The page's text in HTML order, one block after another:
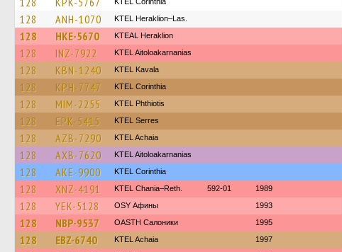
128 ANH-1070 KTEL Heraklion–Las.
128 HKE-5670 KTEAL Heraklion
128 INZ-7922 KTEL Aitoloakarnanias
128 KBN-1240 KTEL Kavala
128 KPH-7747 KTEL Corinthia
128 MIM-2255 ΚΤΕL Phthiotis
128 EPK-5415 KTEL Serres
128 AZB-7290 KTEL Achaia
128 AXB-7620 KTEL Aitoloakarnanias
128 AKE-9900 KTEL Corinthia
128 XNZ-4191 KTEL Chania–Reth. 592-01 1989
128 YEK-5128 OSY Афины 1993
128 NBP-9537 OASTH Салоники 1995
128 EBZ-6740 KTEL Achaia 1997